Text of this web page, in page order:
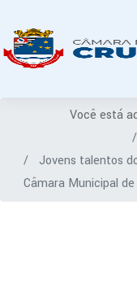
Você está
Jovens talentos
Câmara Municipal